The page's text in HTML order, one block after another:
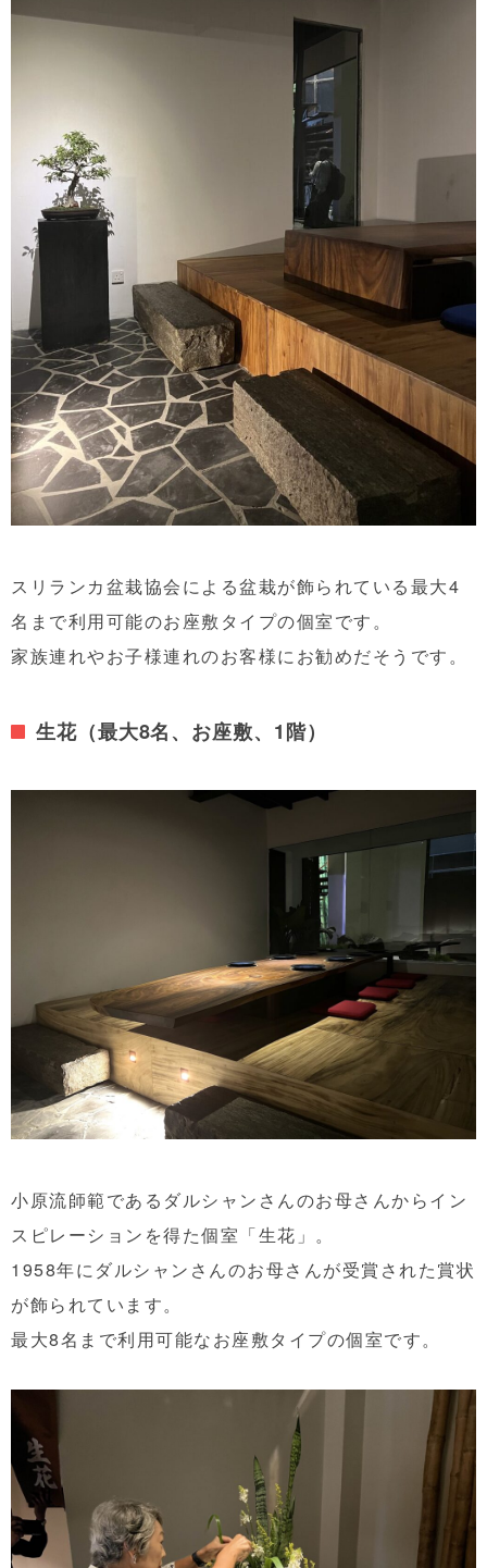
スリランカ盆栽協会による盆栽が飾られている最大4
名まで利用可能のお座敷タイプの個室です。
家族連れやお子様連れのお客様にお勧めだそうです。
生花（最大8名、お座敷、1階）
小原流師範であるダルシャンさんのお母さんからイン
スピレーションを得た個室「生花」。
1958年にダルシャンさんのお母さんが受賞された賞状
が飾られています。
最大8名まで利用可能なお座敷タイプの個室です。